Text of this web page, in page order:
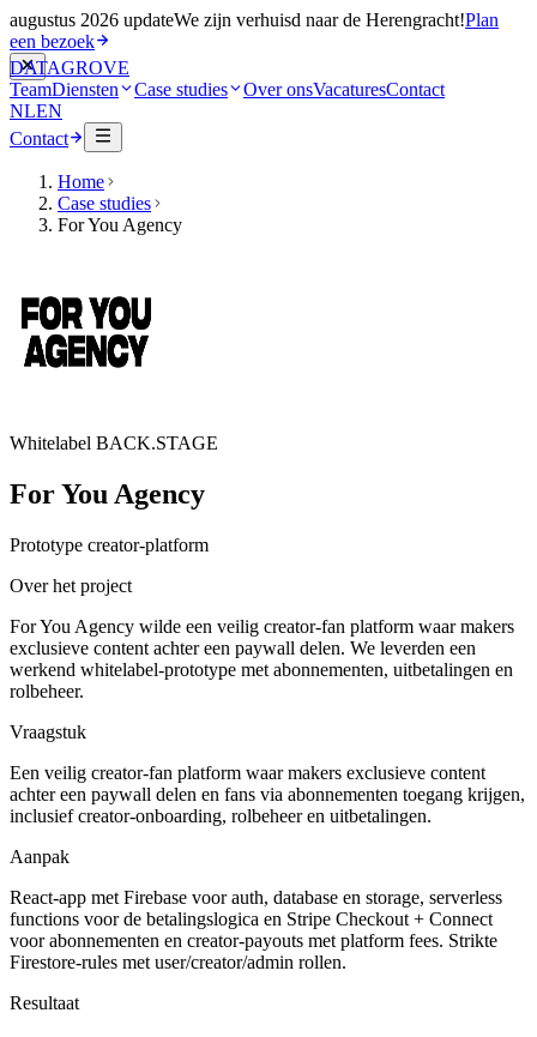
augustus 2026 updateWe zijn verhuisd naar de Herengracht!Plan
een bezoek
DATAGROVE
TeamDiensten Case studies Over onsVacaturesContact
NLEN
Contact
Home
Case studies
For You Agency
Whitelabel BACK.STAGE
For You Agency
Prototype creator-platform
Over het project
For You Agency wilde een veilig creator-fan platform waar makers
exclusieve content achter een paywall delen. We leverden een
werkend whitelabel-prototype met abonnementen, uitbetalingen en
rolbeheer.
Vraagstuk
Een veilig creator-fan platform waar makers exclusieve content
achter een paywall delen en fans via abonnementen toegang krijgen,
inclusief creator-onboarding, rolbeheer en uitbetalingen.
Aanpak
React-app met Firebase voor auth, database en storage, serverless
functions voor de betalingslogica en Stripe Checkout + Connect
voor abonnementen en creator-payouts met platform fees. Strikte
Firestore-rules met user/creator/admin rollen.
Resultaat